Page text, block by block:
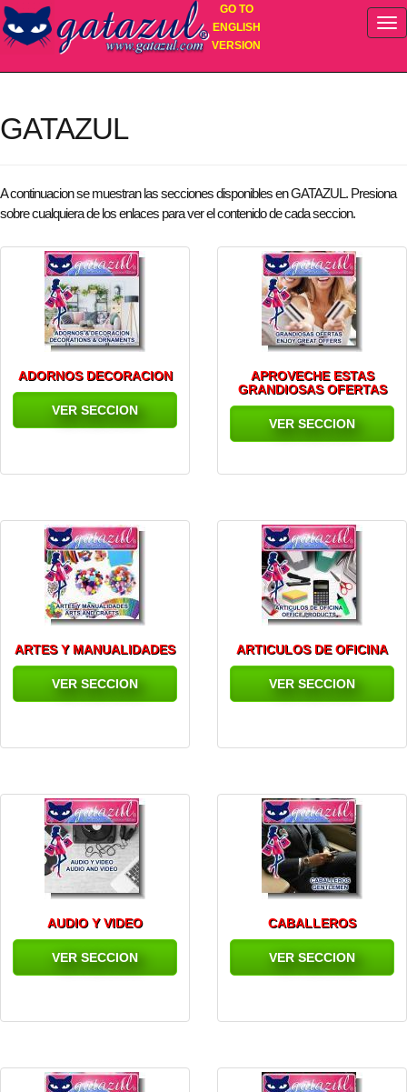
GO TO
ENGLISH
VERSION
Mi Lista de Compras
GATAZUL
A continuacion se muestran las secciones disponibles en GATAZUL. Presiona
sobre cualquiera de los enlaces para ver el contenido de cada seccion.
ADORNOS DECORACION
VER SECCION
APROVECHE ESTAS
GRANDIOSAS OFERTAS
VER SECCION
ARTES Y MANUALIDADES
VER SECCION
ARTICULOS DE OFICINA
VER SECCION
AUDIO Y VIDEO
VER SECCION
CABALLEROS
VER SECCION